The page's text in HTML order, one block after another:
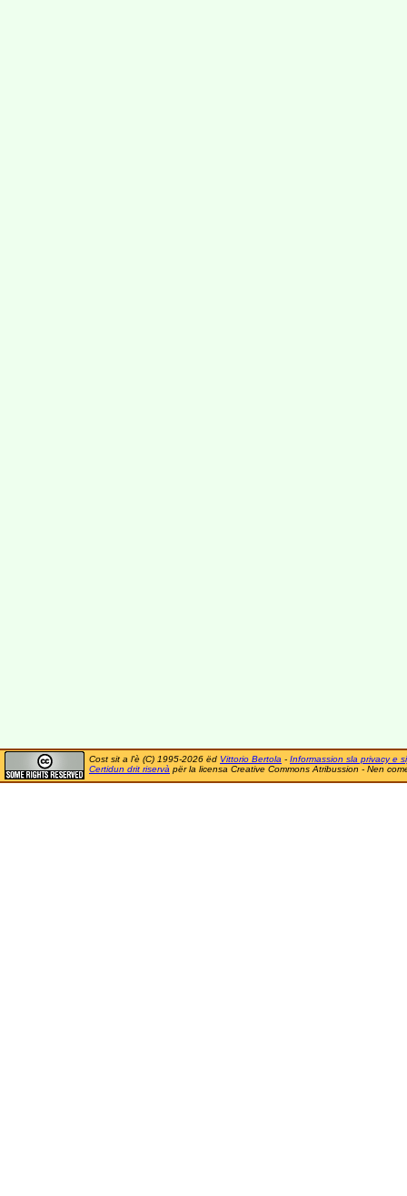
Cost sit a l'è (C) 1995-2026 ëd Vittorio Bertola - Informassion sla privacy e
Certidun drit riservà për la licensa Creative Commons Atribussion - Nen